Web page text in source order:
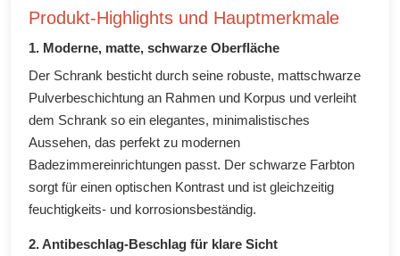
Produkt-Highlights und Hauptmerkmale
1. Moderne, matte, schwarze Oberfläche
Der Schrank besticht durch seine robuste, mattschwarze
Pulverbeschichtung an Rahmen und Korpus und verleiht
dem Schrank so ein elegantes, minimalistisches
Aussehen, das perfekt zu modernen
Badezimmereinrichtungen passt. Der schwarze Farbton
sorgt für einen optischen Kontrast und ist gleichzeitig
feuchtigkeits- und korrosionsbeständig.
2. Antibeschlag-Beschlag für klare Sicht